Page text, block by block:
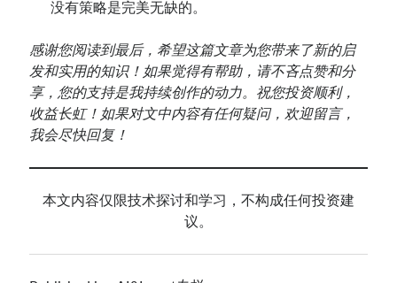
没有策略是完美无缺的。
感谢您阅读到最后，希望这篇文章为您带来了新的启
发和实用的知识！如果觉得有帮助，请不吝点赞和分
享，您的支持是我持续创作的动力。祝您投资顺利，
收益长虹！如果对文中内容有任何疑问，欢迎留言，
我会尽快回复！
本文内容仅限技术探讨和学习，不构成任何投资建
议。